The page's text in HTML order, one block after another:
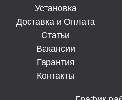
Установка
Доставка и Оплата
Статьи
Вакансии
Гарантия
Контакты